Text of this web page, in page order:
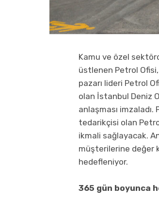
Kamu ve özel
üstlenen Petrol
pazarı lideri Petrol
olan İstanbul Deniz
anlaşması
tedarikçisi olan
ikmali sağlayacak.
müşterilerine değer
hedefleniyor.
365 gün boyunca